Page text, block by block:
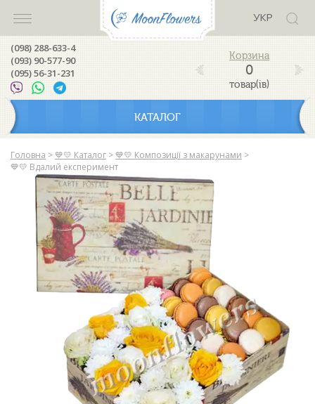
УКР
(098) 288-633-4
(093) 90-577-90
(095) 56-31-231
0
товар(ів)
КАТАЛОГ
Головна > 💙💛 Каталог > 💙💛 Композиції з макарунами >
💙💛 Вдалий експеримент